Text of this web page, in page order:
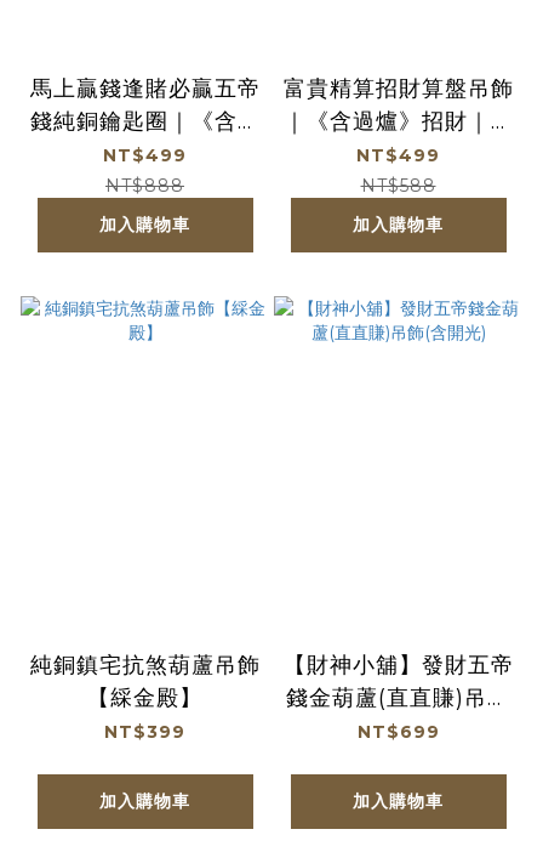
馬上贏錢逢賭必贏五帝
錢純銅鑰匙圈｜《含過
爐》｜招財．轉職必備
【綵金殿】
NT$499
NT$888
加入購物車
富貴精算招財算盤吊飾
｜《含過爐》招財｜招
好運【綵金殿】
NT$499
NT$588
加入購物車
純銅鎮宅抗煞葫蘆吊飾
【綵金殿】
NT$399
加入購物車
【財神小舖】發財五帝
錢金葫蘆(直直賺)吊飾
(含開光)
NT$699
加入購物車